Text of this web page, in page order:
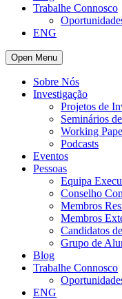
Trabalhe Connosco
ENG
Open Menu
Sobre Nós
Investigação
Projetos de
Seminários
Working
Podcasts
Eventos
Pessoas
Equipa
Conselho
Membros
Membros
Candidatos
Grupo de
Blog
Trabalhe Connosco
ENG